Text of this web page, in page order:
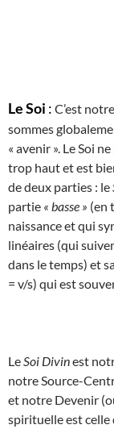
Le Soi : C’est
sommes
« avenir ». Le Soi
trop haut et est
de deux parties : le
partie « basse » (en
naissance et qui
linéaires (qui
dans le temps) et
= v/s) qui est
Le Soi Divinest
notre Source-
et notre Devenir
spirituelle est celle